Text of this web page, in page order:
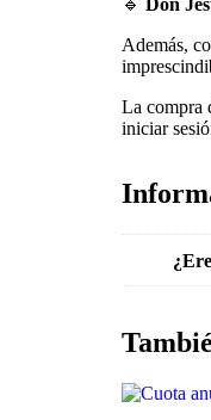
🔹 Don
Además,
La compra
iniciar